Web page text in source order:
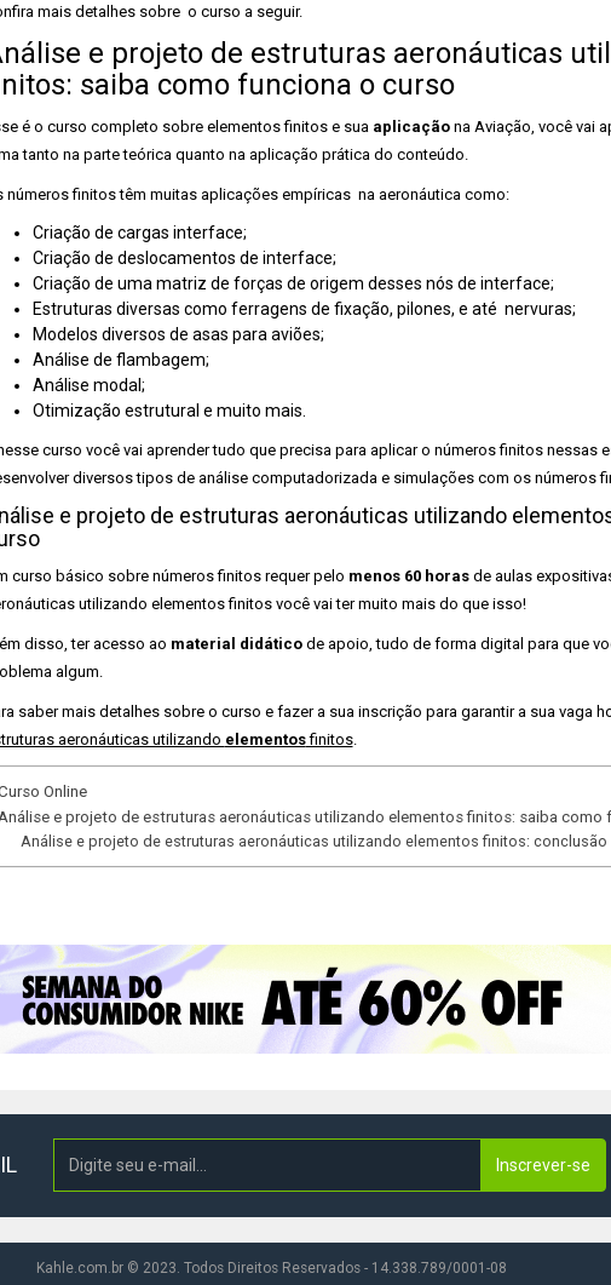
mais detalhes sobre o curso a seguir.
e projeto de estruturas aeronáuticas
saiba como funciona o curso
é o curso completo sobre elementos finitos e sua aplicaçãona Aviação, você vai
tanto na parte teórica quanto na aplicação prática do conteúdo.
números finitos têm muitas aplicações empíricas na aeronáutica como:
Criação de cargas interface;
Criação de deslocamentos de interface;
Criação de uma matriz de forças de origem desses nós de interface;
Estruturas diversas como ferragens de fixação, pilones, e até nervuras;
Modelos diversos de asas para aviões;
Análise de flambagem;
Análise modal;
Otimização estrutural e muito mais.
curso você vai aprender tudo que precisa para aplicar o números finitos nessas
diversos tipos de análise computadorizada e simulações com os números
e projeto de estruturas aeronáuticas utilizando
curso básico sobre números finitos requer pelo menos 60 horasde aulas
utilizando elementos finitos você vai ter muito mais do que isso!
disso, ter acesso ao material didáticode apoio, tudo de forma digital para que
algum.
saber mais detalhes sobre o curso e fazer a sua inscrição para garantir a sua vaga
aeronáuticas utilizando elementosfinitos.
Online
e projeto de estruturas aeronáuticas utilizando elementos finitos: saiba como
Análise e projeto de estruturas aeronáuticas utilizando elementos finitos:
Inscrever-se
Kahle.com.br © 2023. Todos Direitos Reservados - 14.338.789/0001-08